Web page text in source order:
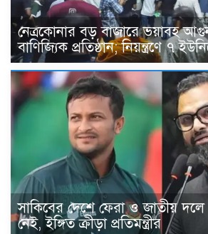
নেত্রকোনার বড় বাজারে ভয়াবহ
বাণিজ্যিক প্রতিষ্ঠান; নিয়ন্ত্রণে ৭
সাকিবের দেশে ফেরা ও জাতীয় দলে
নেই, ইঙ্গিত ক্রীড়া প্রতিমন্ত্রীর